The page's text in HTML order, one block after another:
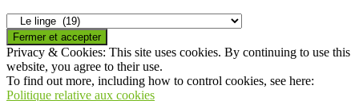
Privacy & Cookies: This site uses cookies. By continuing to use this
website, you agree to their use.
To find out more, including how to control cookies, see here:
Politique relative aux cookies